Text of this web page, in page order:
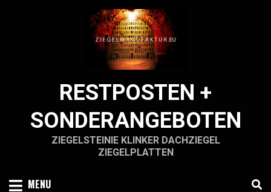
RESTPOSTEN +
SONDERANGEBOTEN
ZIEGELSTEINIE KLINKER DACHZIEGEL
ZIEGELPLATTEN
MENU